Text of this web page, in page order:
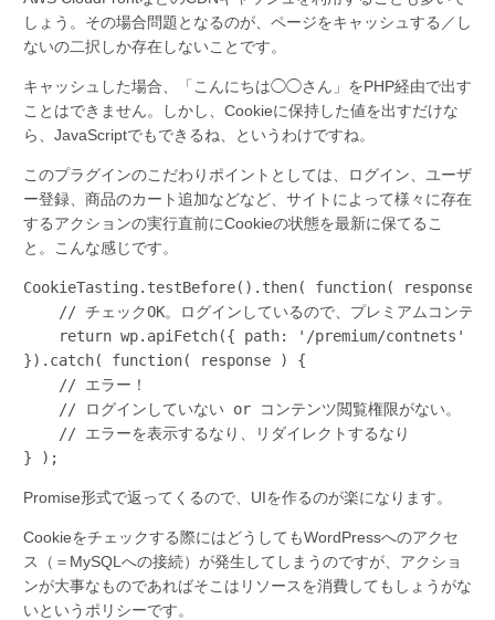
しょう。その場合問題となるのが、ページをキャッシュする／し
ないの二択しか存在しないことです。
キャッシュした場合、「こんにちは◯◯さん」をPHP経由で出す
ことはできません。しかし、Cookieに保持した値を出すだけな
ら、JavaScriptでもできるね、というわけですね。
このプラグインのこだわりポイントとしては、ログイン、ユーザ
ー登録、商品のカート追加などなど、サイトによって様々に存在
するアクションの実行直前にCookieの状態を最新に保てるこ
と。こんな感じです。
CookieTasting.testBefore().then( function( response
// チェックOK。ログインしているので、プレミアムコンテン
return wp.apiFetch({ path: '/premium/contnets'
}).catch( function( response ) {
    // エラー！
    // ログインしていない or コンテンツ閲覧権限がない。
    // エラーを表示するなり、リダイレクトするなり
} );
Promise形式で返ってくるので、UIを作るのが楽になります。
Cookieをチェックする際にはどうしてもWordPressへのアクセ
ス（＝MySQLへの接続）が発生してしまうのですが、アクショ
ンが大事なものであればそこはリソースを消費してもしょうがな
いというポリシーです。